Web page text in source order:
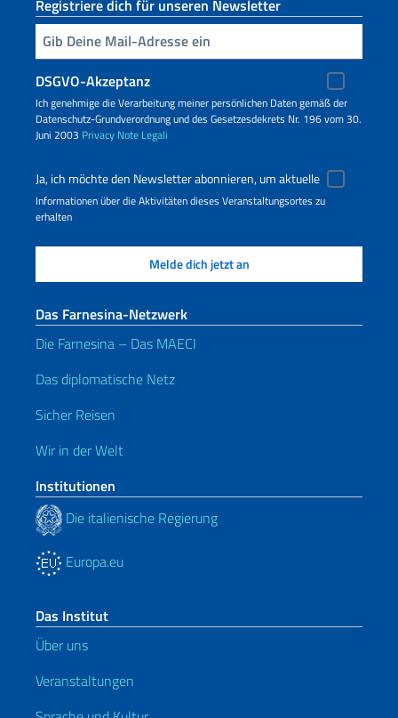
Registriere dich für unseren Newsletter
Geben Sie Ihre E-Mail ein
DSGVO-Akzeptanz
Ich genehmige die Verarbeitung meiner persönlichen Daten gemäß der
Datenschutz-Grundverordnung und des Gesetzesdekrets Nr. 196 vom 30.
Juni 2003 Privacy Note Legali
Ja, ich möchte den Newsletter abonnieren, um aktuelle
Informationen über die Aktivitäten dieses Veranstaltungsortes zu
erhalten
Das Farnesina-Netzwerk
Die Farnesina – Das MAECI
Das diplomatische Netz
Sicher Reisen
Wir in der Welt
Institutionen
Die italienische Regierung
Europa.eu
Das Institut
Über uns
Veranstaltungen